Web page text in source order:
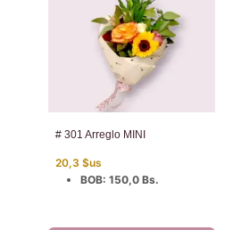
# 301 Arreglo MINI
20,3 $us
BOB: 150,0 Bs.